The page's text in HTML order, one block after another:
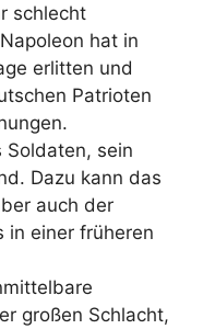
schlecht
hat in
erlitten und
Patrioten
Soldaten, sein
Dazu kann das
auch der
in einer früheren
großen Schlacht,